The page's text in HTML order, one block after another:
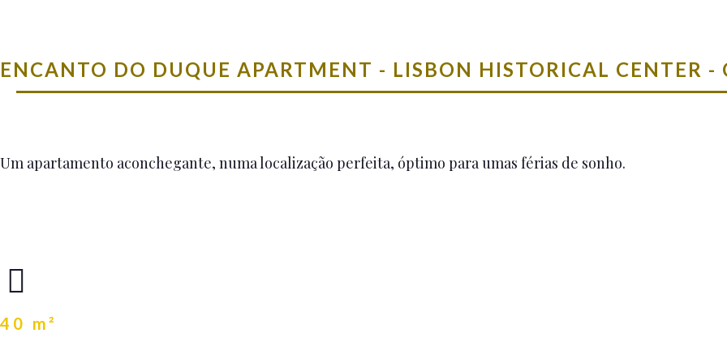
ENCANTO DO DUQUE APARTMENT - LISBON HISTORICAL CENTER -
Um apartamento aconchegante, numa localização perfeita, óptimo para umas férias de sonho.
40 m²